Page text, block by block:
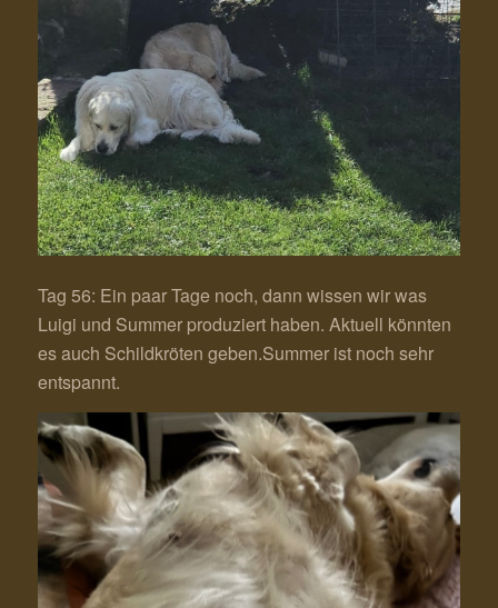
Tag 56: Ein paar Tage noch, dann wissen wir was
Luigi und Summer produziert haben. Aktuell könnten
es auch Schildkröten geben.Summer ist noch sehr
entspannt.